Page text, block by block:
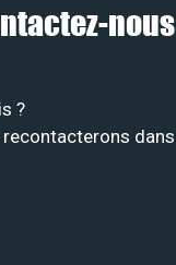
nous
?